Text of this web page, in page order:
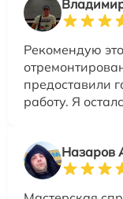
Рекомендую
предоставили
работу. Я
Назаров